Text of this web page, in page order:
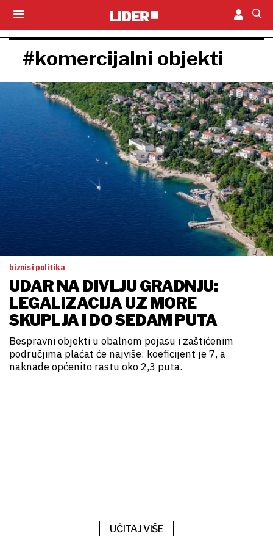
#komercijalni objekti
biznis i politika
UDAR NA DIVLJU GRADNJU:
LEGALIZACIJA UZ MORE
SKUPLJA I DO SEDAM PUTA
Bespravni objekti u obalnom pojasu i zaštićenim
područjima plaćat će najviše: koeficijent je 7, a
naknade općenito rastu oko 2,3 puta.
UČITAJ VIŠE